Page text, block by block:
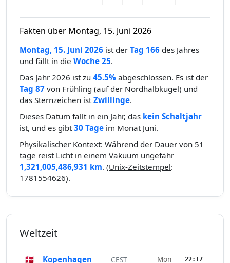
Fakten über Montag, 15. Juni 2026
Montag, 15. Juni 2026 ist der Tag 166 des Jahres
und fällt in die Woche 25.
Das Jahr 2026 ist zu 45.5% abgeschlossen. Es ist der
Tag 87 von Frühling (auf der Nordhalbkugel) und
das Sternzeichen istZwillinge.
Dieses Datum fällt in ein Jahr, das kein Schaltjahr
ist, und es gibt30 Tage im Monat Juni.
Physikalischer Kontext: Während der Dauer von 51
tage reist Licht in einem Vakuum ungefähr
1,321,005,486,931 km. (Unix-Zeitstempel:
1781554626).
Weltzeit
🇩🇰 Kopenhagen CEST Mon 22:17